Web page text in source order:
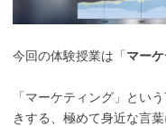
今回の体験授業は「マー
「マーケティング」とい
きする、極めて身近な言